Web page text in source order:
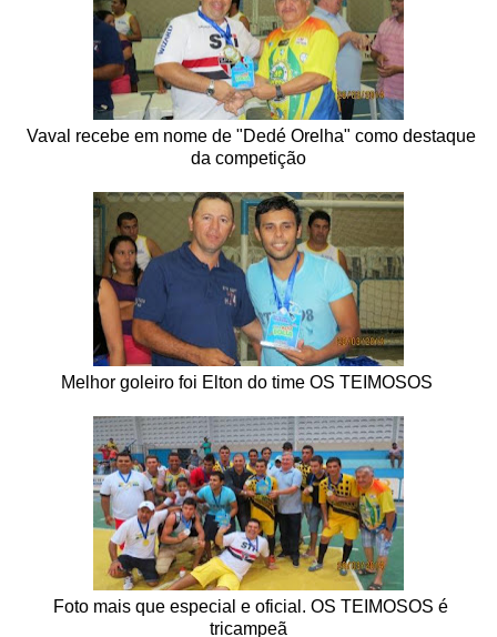
Vaval recebe em nome de "Dedé Orelha" como destaque
da competição
Melhor goleiro foi Elton do time OS TEIMOSOS
Foto mais que especial e oficial. OS TEIMOSOS é
tricampeã